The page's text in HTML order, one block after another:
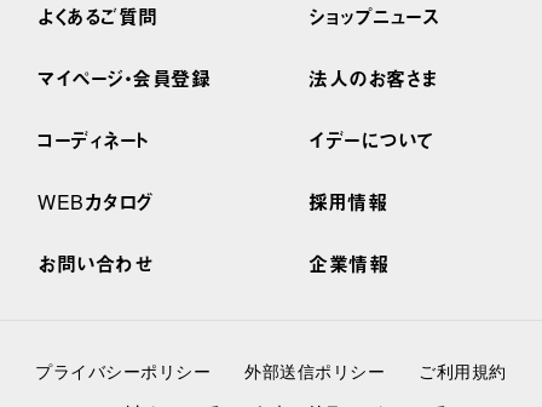
よくあるご質問
マイページ・会員登録
コーディネート
WEBカタログ
お問い合わせ
ショップニュース
法人のお客さま
イデーについて
採用情報
企業情報
プライバシーポリシー 外部送信ポリシー
ご利用規約